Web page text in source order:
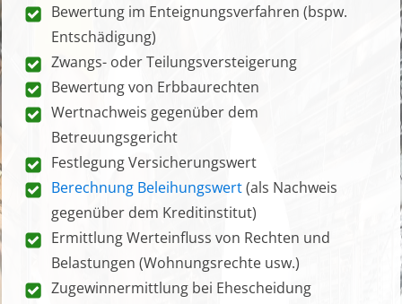
Bewertung im Enteignungsverfahren (bspw.
Entschädigung)
Zwangs- oder Teilungsversteigerung
Bewertung von Erbbaurechten
Wertnachweis gegenüber dem
Betreuungsgericht
Festlegung Versicherungswert
Berechnung Beleihungswert(als Nachweis
gegenüber dem Kreditinstitut)
Ermittlung Werteinfluss von Rechten und
Belastungen (Wohnungsrechte usw.)
Zugewinnermittlung bei Ehescheidung